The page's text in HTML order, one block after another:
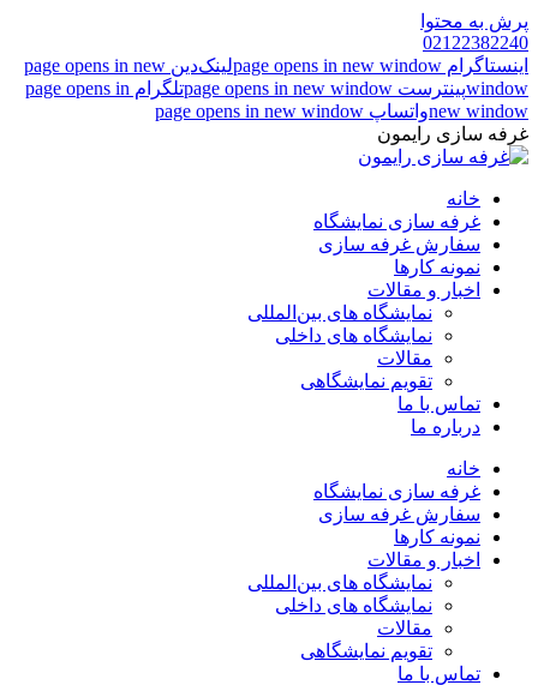
پرش به محتوا
02122382240
اینستاگرام page opens in new window
لینک‌دین page opens in new
windowپینترست page opens in new window
تلگرام page opens in
new windowواتساپ page opens in new window
غرفه سازی رایمون
خانه
غرفه سازی نمایشگاه
سفارش غرفه سازی
نمونه کارها
اخبار و مقالات
نمایشگاه های بین‌المللی
نمایشگاه های داخلی
مقالات
تقویم نمایشگاهی
تماس با ما
درباره ما
خانه
غرفه سازی نمایشگاه
سفارش غرفه سازی
نمونه کارها
اخبار و مقالات
نمایشگاه های بین‌المللی
نمایشگاه های داخلی
مقالات
تقویم نمایشگاهی
تماس با ما